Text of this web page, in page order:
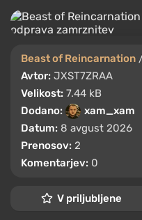
Beast of Reincarnation
Avtor: JXST7ZRAA
Velikost: 7.44 kB
Dodano:
xam_xam
Datum: 8 avgust 2026
Prenosov: 2
Komentarjev: 0
V priljubljene